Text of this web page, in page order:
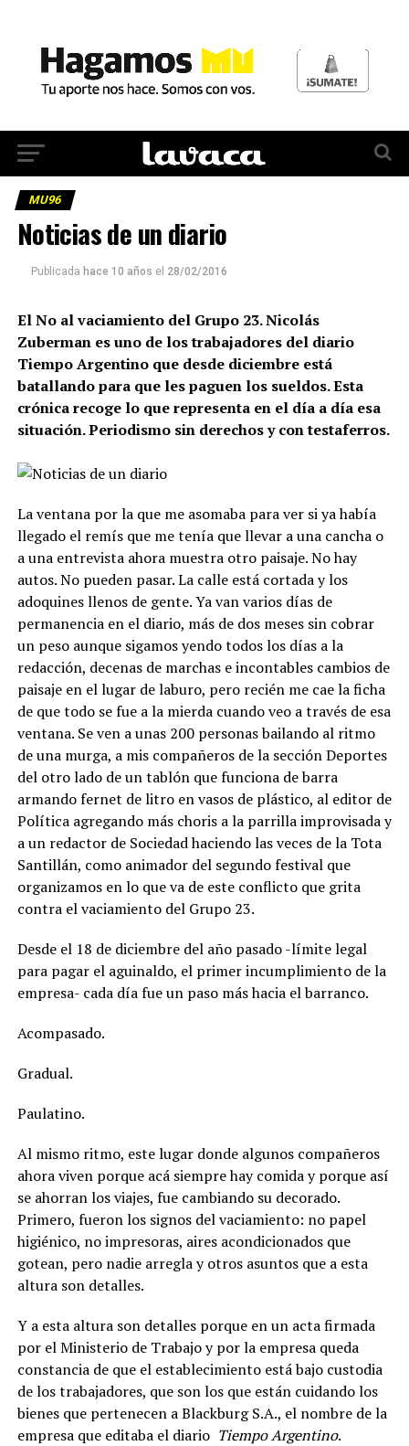
MU96
Noticias de un diario
Publicada hace 10 años el 28/02/2016
El No al vaciamiento del Grupo 23. Nicolás
Zuberman es uno de los trabajadores del diario
Tiempo Argentino que desde diciembre está
batallando para que les paguen los sueldos. Esta
crónica recoge lo que representa en el día a día esa
situación. Periodismo sin derechos y con testaferros.
La ventana por la que me asomaba para ver si ya había
llegado el remís que me tenía que llevar a una cancha o
a una entrevista ahora muestra otro paisaje. No hay
autos. No pueden pasar. La calle está cortada y los
adoquines llenos de gente. Ya van varios días de
permanencia en el diario, más de dos meses sin cobrar
un peso aunque sigamos yendo todos los días a la
redacción, decenas de marchas e incontables cambios de
paisaje en el lugar de laburo, pero recién me cae la ficha
de que todo se fue a la mierda cuando veo a través de esa
ventana. Se ven a unas 200 personas bailando al ritmo
de una murga, a mis compañeros de la sección Deportes
del otro lado de un tablón que funciona de barra
armando fernet de litro en vasos de plástico, al editor de
Política agregando más choris a la parrilla improvisada y
a un redactor de Sociedad haciendo las veces de la Tota
Santillán, como animador del segundo festival que
organizamos en lo que va de este conflicto que grita
contra el vaciamiento del Grupo 23.
Desde el 18 de diciembre del año pasado -límite legal
para pagar el aguinaldo, el primer incumplimiento de la
empresa- cada día fue un paso más hacia el barranco.
Acompasado.
Gradual.
Paulatino.
Al mismo ritmo, este lugar donde algunos compañeros
ahora viven porque acá siempre hay comida y porque así
se ahorran los viajes, fue cambiando su decorado.
Primero, fueron los signos del vaciamiento: no papel
higiénico, no impresoras, aires acondicionados que
gotean, pero nadie arregla y otros asuntos que a esta
altura son detalles.
Y a esta altura son detalles porque en un acta firmada
por el Ministerio de Trabajo y por la empresa queda
constancia de que el establecimiento está bajo custodia
de los trabajadores, que son los que están cuidando los
bienes que pertenecen a Blackburg S.A., el nombre de la
empresa que editaba el diario Tiempo Argentino.